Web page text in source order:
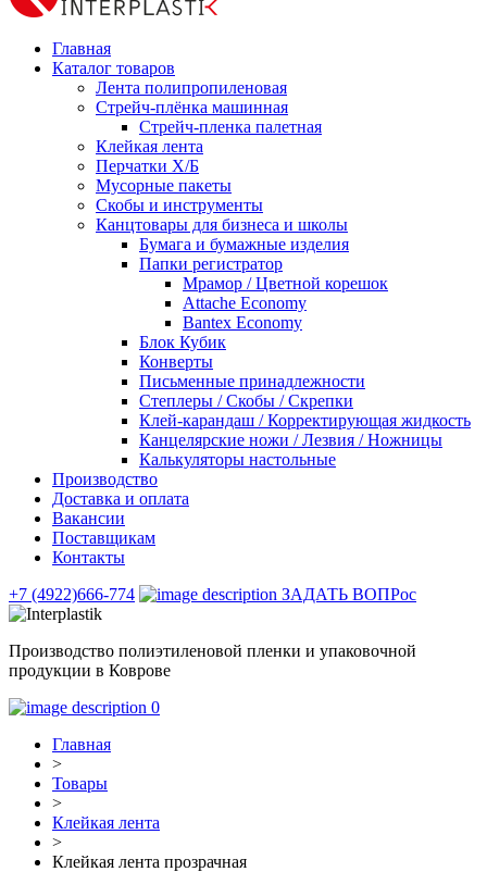
Главная
Каталог товаров
Лента полипропиленовая
Стрейч-плёнка машинная
Стрейч-пленка палетная
Клейкая лента
Перчатки Х/Б
Мусорные пакеты
Скобы и инструменты
Канцтовары для бизнеса и школы
Бумага и бумажные изделия
Папки регистратор
Мрамор / Цветной корешок
Attache Economy
Bantex Economy
Блок Кубик
Конверты
Письменные принадлежности
Степлеры / Скобы / Скрепки
Клей-карандаш / Корректирующая жидкость
Канцелярские ножи / Лезвия / Ножницы
Калькуляторы настольные
Производство
Доставка и оплата
Вакансии
Поставщикам
Контакты
+7 (4922)666-774
ЗАДАТЬ ВОПРос
Производство полиэтиленовой пленки и упаковочной
продукции в Коврове
0
Главная
>
Товары
>
Клейкая лента
>
Клейкая лента прозрачная